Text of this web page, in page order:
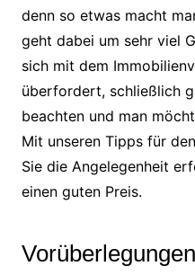
denn so etwas macht
geht dabei um sehr viel
sich mit dem
überfordert, schließlich
beachten und man
Mit unseren Tipps für
Sie die Angelegenheit
einen guten Preis.
Vorüberlegungen